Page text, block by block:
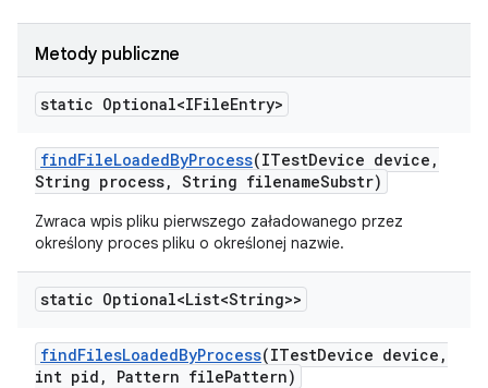
Metody publiczne
static Optional<IFileEntry>
findFileLoadedByProcess(ITestDevice device ,
String process, String filenameSubstr)
Zwraca wpis pliku pierwszego załadowanego przez
określony proces pliku o określonej nazwie.
static Optional<List<String>>
findFilesLoadedByProcess(ITestDevice device ,
int pid , Pattern filePattern)